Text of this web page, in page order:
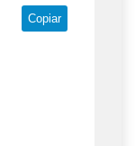
Copiar